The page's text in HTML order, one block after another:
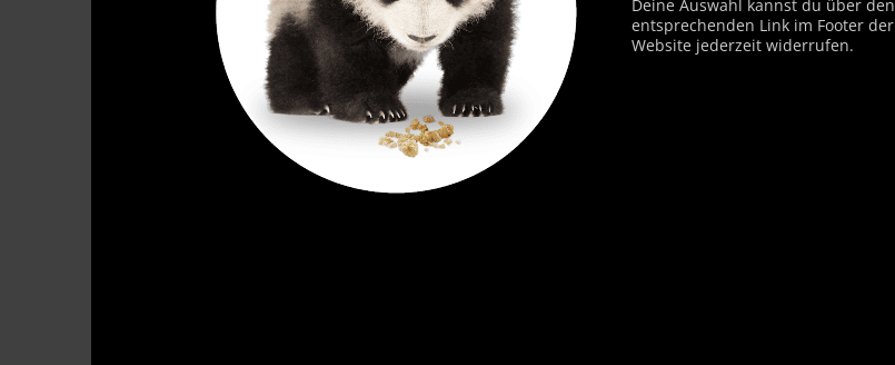
Deine Auswahl kannst du über den
entsprechenden Link im Footer der
Website jederzeit widerrufen.